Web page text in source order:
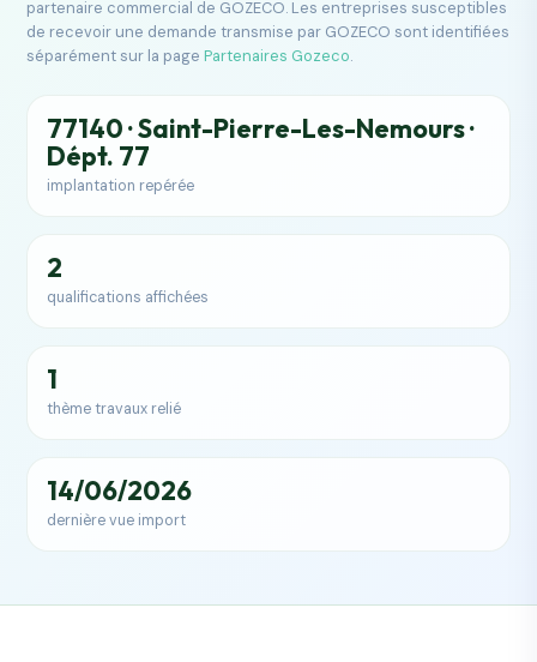
partenaire commercial de GOZECO. Les entreprises susceptibles
de recevoir une demande transmise par GOZECO sont identifiées
séparément sur la pagePartenaires Gozeco.
77140 · Saint-Pierre-Les-Nemours ·
Dépt. 77
implantation repérée
2
qualifications affichées
1
thème travaux relié
14/06/2026
dernière vue import